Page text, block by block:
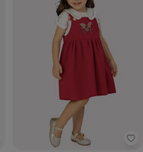
Kids - Conjunto Blusa com